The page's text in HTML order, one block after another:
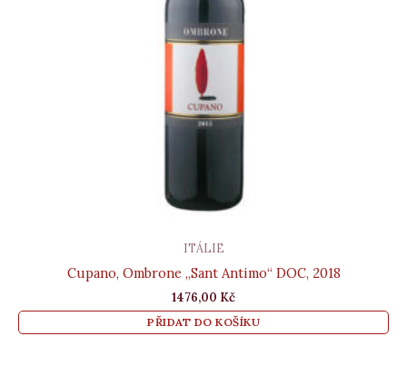
ITÁLIE
Cupano, Ombrone „Sant Antimo“ DOC, 2018
1476,00 Kč
PŘIDAT DO KOŠÍKU